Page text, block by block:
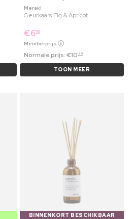
Meraki
Geurkaars Fig & Apricot
€669
Memberprijs
Normale prijs:€10 99
TOON MEER
BINNENKORT BESCHIKBAAR